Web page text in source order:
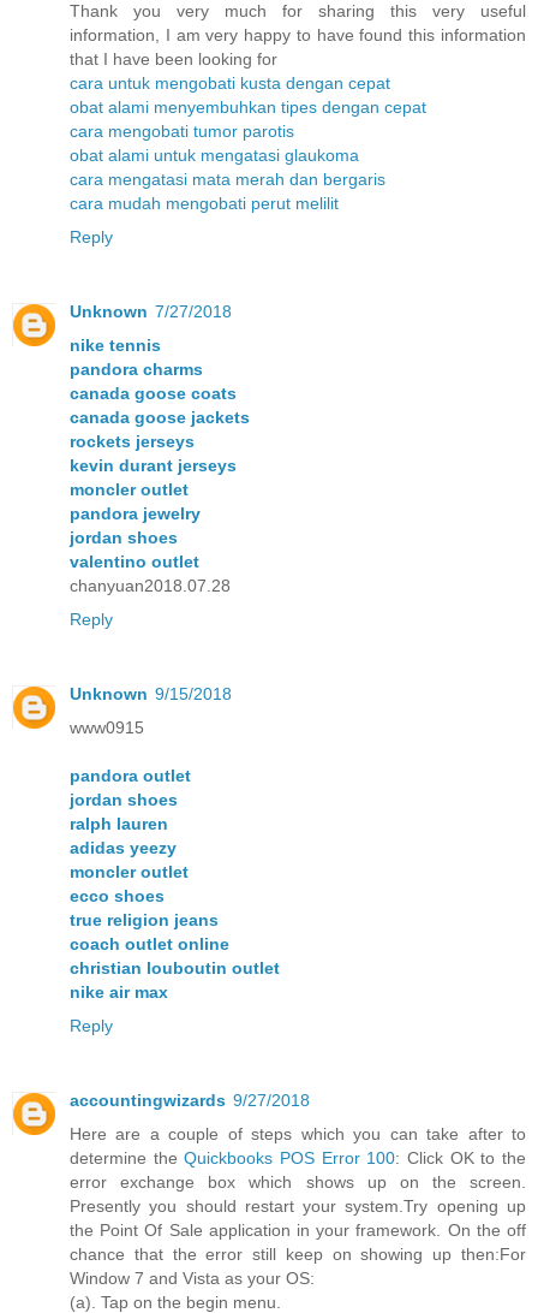
Thank you very much for sharing this very useful
information, I am very happy to have found this information
that I have been looking for
cara untuk mengobati kusta dengan cepat
obat alami menyembuhkan tipes dengan cepat
cara mengobati tumor parotis
obat alami untuk mengatasi glaukoma
cara mengatasi mata merah dan bergaris
cara mudah mengobati perut melilit
Reply
Unknown 7/27/2018
nike tennis
pandora charms
canada goose coats
canada goose jackets
rockets jerseys
kevin durant jerseys
moncler outlet
pandora jewelry
jordan shoes
valentino outlet
chanyuan2018.07.28
Reply
Unknown 9/15/2018
www0915
pandora outlet
jordan shoes
ralph lauren
adidas yeezy
moncler outlet
ecco shoes
true religion jeans
coach outlet online
christian louboutin outlet
nike air max
Reply
accountingwizards 9/27/2018
Here are a couple of steps which you can take after to
determine theQuickbooks POS Error 100: Click OK to the
error exchange box which shows up on the screen.
Presently you should restart your system.Try opening up
the Point Of Sale application in your framework. On the off
chance that the error still keep on showing up then:For
Window 7 and Vista as your OS:
(a). Tap on the begin menu.